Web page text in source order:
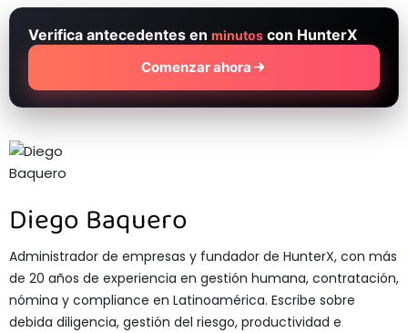
Verifica antecedentes en minutos con HunterX
Comenzar ahora
Diego Baquero
Administrador de empresas y fundador de HunterX, con más
de 20 años de experiencia en gestión humana, contratación,
nómina y compliance en Latinoamérica. Escribe sobre
debida diligencia, gestión del riesgo, productividad e